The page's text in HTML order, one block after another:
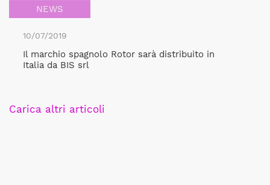
NEWS
10/07/2019
Il marchio spagnolo Rotor sarà distribuito in
Italia da BIS srl
Carica altri articoli